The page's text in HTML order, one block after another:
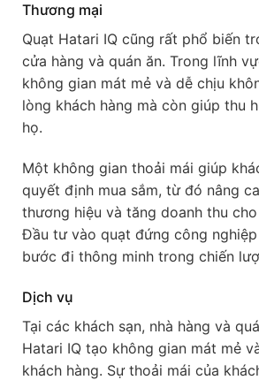
Thương mại
Quạt Hatari IQ cũng rất phổ biến
cửa hàng và quán ăn. Trong lĩnh
không gian mát mẻ và dễ chịu
lòng khách hàng mà còn giúp thu
họ.
Một không gian thoải mái giúp
quyết định mua sắm, từ đó nâng
thương hiệu và tăng doanh thu
Đầu tư vào quạt đứng công
bước đi thông minh trong chiến
Dịch vụ
Tại các khách sạn, nhà hàng và
Hatari IQ tạo không gian mát mẻ
khách hàng. Sự thoải mái của